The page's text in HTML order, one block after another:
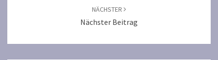
NÄCHSTER
Nächster Beitrag